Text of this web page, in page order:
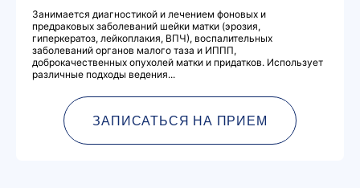
Занимается диагностикой и лечением фоновых и
предраковых заболеваний шейки матки (эрозия,
гиперкератоз, лейкоплакия, ВПЧ), воспалительных
заболеваний органов малого таза и ИППП,
доброкачественных опухолей матки и придатков. Использует
различные подходы ведения...
ЗАПИСАТЬСЯ НА ПРИЕМ